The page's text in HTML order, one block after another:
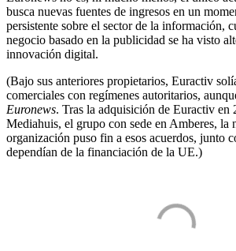
busca nuevas fuentes de ingresos en un
persistente sobre el sector de la información,
negocio basado en la publicidad se ha visto
innovación digital.
(Bajo sus anteriores propietarios, Euractiv
comerciales con regímenes autoritarios,
Euronews. Tras la adquisición de Euractiv en
Mediahuis, el grupo con sede en Amberes, la
organización puso fin a esos acuerdos, junto
dependían de la financiación de la UE.)